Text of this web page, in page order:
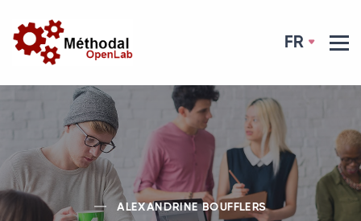
FR
ALEXANDRINEBOUFFLERS